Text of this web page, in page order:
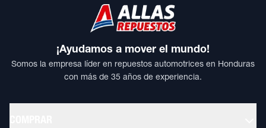
¡Ayudamos a mover el mundo!
Somos la empresa líder en repuestos automotrices en Honduras
con más de 35 años de experiencia.